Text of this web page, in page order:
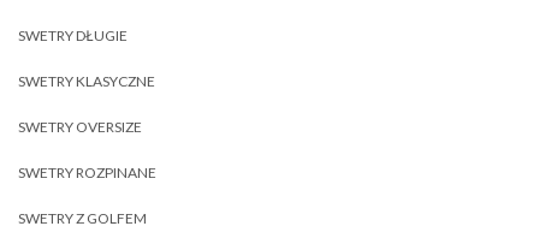
SWETRY DŁUGIE
SWETRY KLASYCZNE
SWETRY OVERSIZE
SWETRY ROZPINANE
SWETRY Z GOLFEM